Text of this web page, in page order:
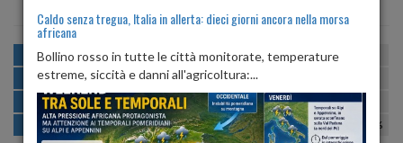
MATTINA min:18º max:24º U:57%
POMERIGGIO min:25º max:26º
SERA min: 21º max:26º U:66%-92%
NOTTE min:18º max:18º U:100% 100%
Caldo senza tregua, Italia in allerta: dieci giorni ancora nella morsa
africana
Bollino rosso in tutte le città monitorate, temperature
estreme, siccità e danni all'agricoltura:...